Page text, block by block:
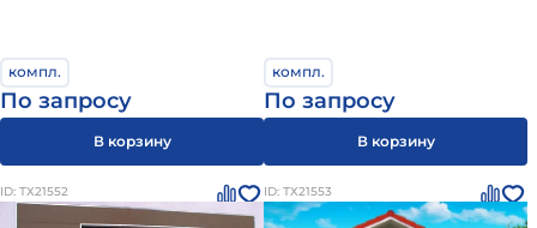
компл.
По запросу
В корзину
компл.
По запросу
В корзину
ID: ТХ21552 ID: ТХ21553